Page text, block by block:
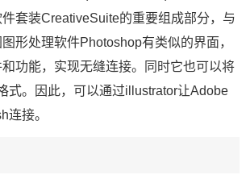
套装CreativeSuite的重要组成部分，与
形处理软件Photoshop有类似的界面，
功能，实现无缝连接。同时它也可以将
式。因此，可以通过illustrator让Adobe
连接。